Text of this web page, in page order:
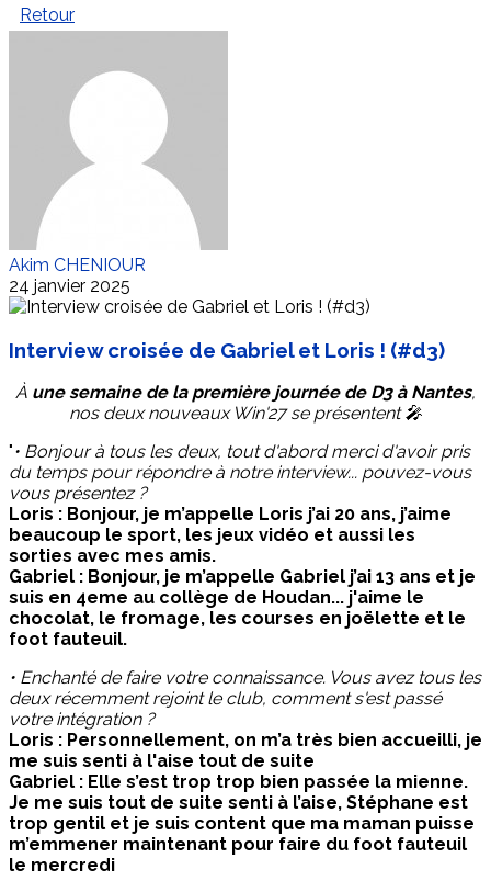
Retour
Akim CHENIOUR
24 janvier 2025
Interview croisée de Gabriel et Loris ! (#d3)
À une semaine de la première journée de D3 à Nantes,
nos deux nouveaux Win'27 se présentent 🎤
"• Bonjour à tous les deux, tout d'abord merci d'avoir pris
du temps pour répondre à notre interview... pouvez-vous
vous présentez ?
Loris : Bonjour, je m’appelle Loris j’ai 20 ans, j’aime
beaucoup le sport, les jeux vidéo et aussi les
sorties avec mes amis.
Gabriel : Bonjour, je m’appelle Gabriel j’ai 13 ans et je
suis en 4eme au collège de Houdan... j'aime le
chocolat, le fromage, les courses en joëlette et le
foot fauteuil.
• Enchanté de faire votre connaissance. Vous avez tous les
deux récemment rejoint le club, comment s'est passé
votre intégration ?
Loris : Personnellement, on m’a très bien accueilli, je
me suis senti à l'aise tout de suite
Gabriel : Elle s’est trop trop bien passée la mienne.
Je me suis tout de suite senti à l’aise, Stéphane est
trop gentil et je suis content que ma maman puisse
m’emmener maintenant pour faire du foot fauteuil
le mercredi